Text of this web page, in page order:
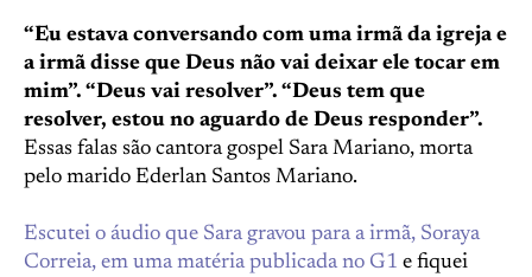
“Eu estava conversando com uma irmã da igreja e
a irmã disse que Deus não vai deixar ele tocar em
mim”. “Deus vai resolver”. “Deus tem que
resolver, estou no aguardo de Deus responder”.
Essas falas são cantora gospel Sara Mariano, morta
pelo marido Ederlan Santos Mariano.
Escutei o áudio que Sara gravou para a irmã, Soraya
Correia, em uma matéria publicada no G1 e fiquei